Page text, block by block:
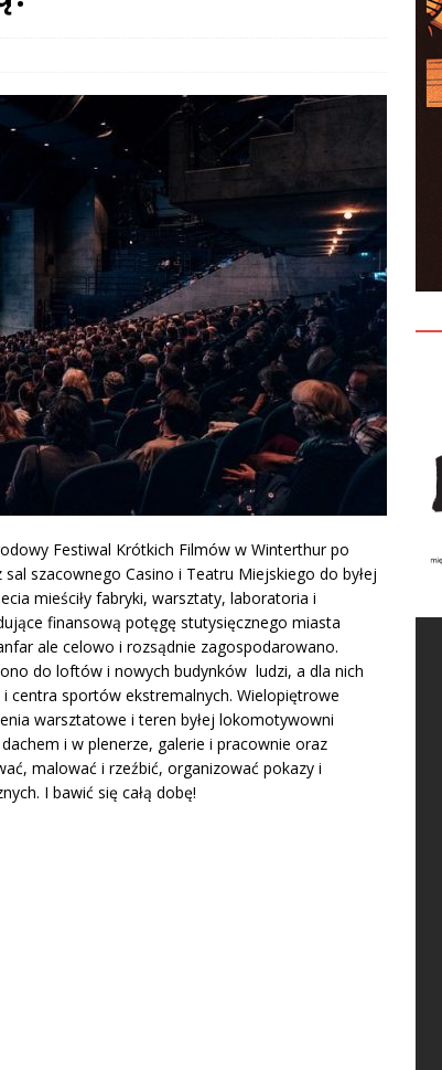
Festiwal Krótkich Filmów w Winterthur po
szacownego Casino i Teatru Miejskiego do byłej
mieściły fabryki, warsztaty, laboratoria i
finansową potęgę stutysięcznego miasta
ale celowo i rozsądnie zagospodarowano.
do loftów i nowych budynków ludzi, a dla nich
centra sportów ekstremalnych. Wielopiętrowe
warsztatowe i teren byłej lokomotywowni
i w plenerze, galerie i pracownie oraz
malować i rzeźbić, organizować pokazy i
I bawić się całą dobę!